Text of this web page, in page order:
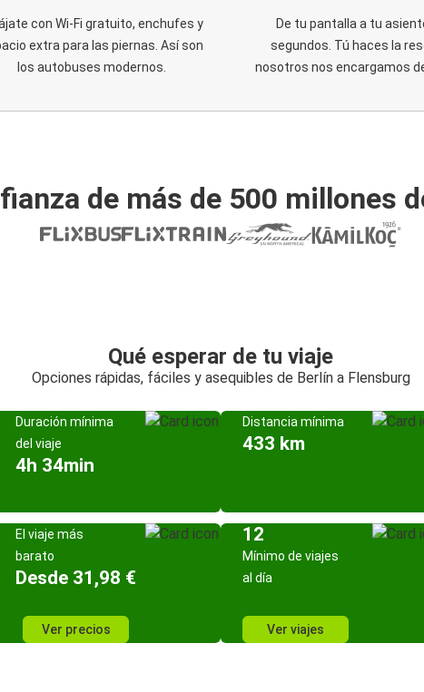
con Wi-Fi gratuito, enchufes y
extra para las piernas. Así son
los autobuses modernos.
De tu pantalla a tu
segundos. Tú haces la
nosotros nos encargamos
de más de 500 millones
Qué esperar de tu viaje
Opciones rápidas, fáciles y asequibles de Berlín a Flensburg
Duración mínima
del viaje
4h 34min
Distancia mínima
433 km
El viaje más
barato
Desde 31,98 €
Ver precios
12
Mínimo de viajes
al día
Ver viajes